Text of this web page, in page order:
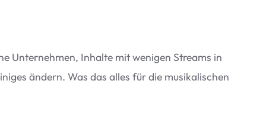
Unter­neh­men, Inhalte mit weni­gen Streams in
ändern. Was das alles für die musi­ka­li­schen